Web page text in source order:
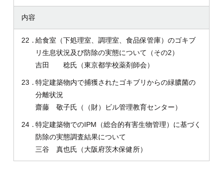
内容
22．給食室（下処理室、調理室、食品保管庫）のゴキブ
リ生息状況及び防除の実態について（その2）
吉田 稔氏（東京都学校薬剤師会）
23．特定建築物内で捕獲されたゴキブリからの緑膿菌の
分離状況
齋藤 敬子氏（（財）ビル管理教育センター）
24．特定建築物でのIPM（総合的有害生物管理）に基づく
防除の実態調査結果について
三谷 真也氏（大阪府茨木保健所）